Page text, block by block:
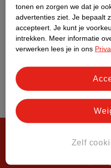
Steeds verrassend,
tonen en zorgen we dat je
advertenties ziet. Je bepaalt
accepteert. Je kunt je
intrekken.
Meer informatie
verwerken lees je in ons
Zelf